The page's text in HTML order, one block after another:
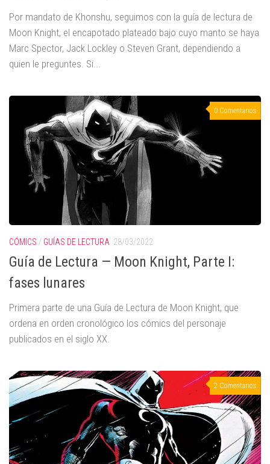
Por mandato de Khonshu, seguimos con la guía de lectura de
Moon Knight, el encapotado plateado bajo cuyo manto se haya
Marc Spector, Jack Lockley o Steven Grant, dependiendo a
quien le preguntes. Si...
0 Comentarios
CÓMICS / GUÍAS DE LECTURA 28/03/2022
Guía de Lectura — Moon Knight, Parte I:
fases lunares
Primera parte de una Guía de Lectura de Moon Knight, que
ordena en orden cronológico los cómics del personaje
publicados en el siglo XX.
2 Comentarios